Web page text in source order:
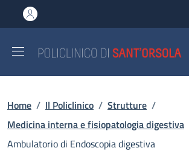
al contenuto principale
to footer content
Briciole di pane
Home / Il Policlinico / Strutture /
Medicina interna e fisiopatologia digestiva
Ambulatorio di Endoscopia digestiva